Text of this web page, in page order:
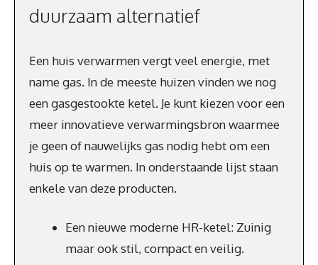
duurzaam alternatief
Een huis verwarmen vergt veel energie, met
name gas. In de meeste huizen vinden we nog
een gasgestookte ketel. Je kunt kiezen voor een
meer innovatieve verwarmingsbron waarmee
je geen of nauwelijks gas nodig hebt om een
huis op te warmen. In onderstaande lijst staan
enkele van deze producten.
Een nieuwe moderne HR-ketel: Zuinig
maar ook stil, compact en veilig.